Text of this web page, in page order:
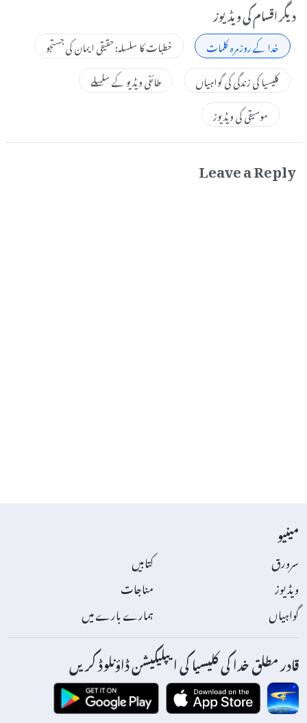
دیگر اقسام کی ویڈیوز
خدا کے روزمرہ کلمات
خطبات کا سلسلہ: حقیقی ایمان کی جستجو
کلیسیا کی زندگی کی گواہیاں
طائفی ویڈیو کے سلسلے
موسیقی کی ویڈیوز
Leave a Reply
مینیو
سرورق
کتابیں
ویڈیوز
مناجات
گواہیاں
ہمارے بارے میں
قادر مطلق خدا کی کلیسیا کی ایپلیکیشن ڈاؤنلوڈ کریں